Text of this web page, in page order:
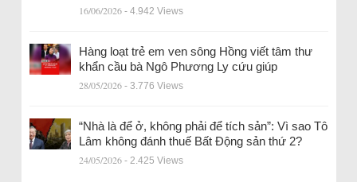
16/06/2026 - 4.942 Views
Hàng loạt trẻ em ven sông Hồng viết tâm thư
khẩn cầu bà Ngô Phương Ly cứu giúp
28/05/2026 - 3.776 Views
“Nhà là để ở, không phải để tích sản”: Vì sao Tô
Lâm không đánh thuế Bất Động sản thứ 2?
24/05/2026 - 2.425 Views